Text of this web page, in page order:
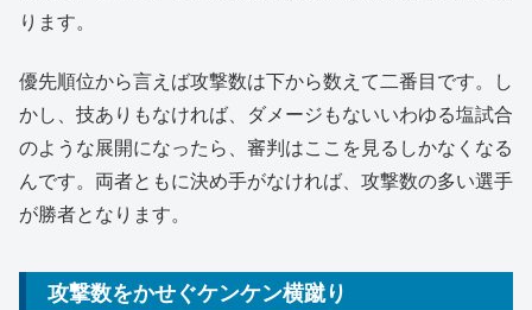
ります。
優先順位から言えば攻撃数は下から数えて二番目です。し
かし、技ありもなければ、ダメージもないいわゆる塩試合
のような展開になったら、審判はここを見るしかなくなる
んです。両者ともに決め手がなければ、攻撃数の多い選手
が勝者となります。
攻撃数をかせぐケンケン横蹴り